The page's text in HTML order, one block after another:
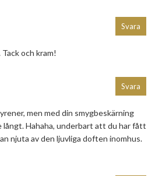
och kram!
Svara
men med din smygbeskärning
långt. Hahaha, underbart att du har fått
njuta av den ljuvliga doften inomhus.
Svara